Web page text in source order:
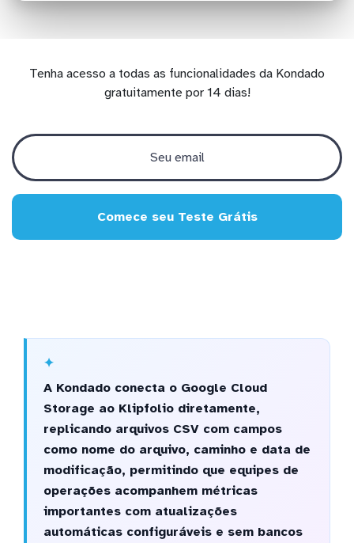
Tenha acesso a todas as funcionalidades da Kondado
gratuitamente por 14 dias!
Comece seu Teste Grátis
A Kondado conecta o Google Cloud
Storage ao Klipfolio diretamente,
replicando arquivos CSV com campos
como nome do arquivo, caminho e data de
modificação, permitindo que equipes de
operações acompanhem métricas
importantes com atualizações
automáticas configuráveis e sem bancos